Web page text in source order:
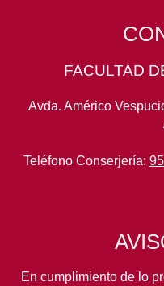
FACULTAD
Avda. Américo
Teléfono Conserjería:
En cumplimiento de lo